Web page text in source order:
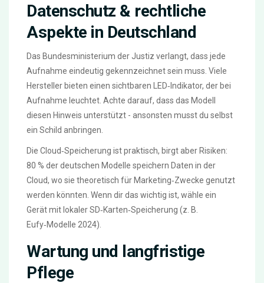
Datenschutz & rechtliche
Aspekte in Deutschland
Das Bundesministerium der Justiz verlangt, dass jede
Aufnahme eindeutig gekennzeichnet sein muss. Viele
Hersteller bieten einen sichtbaren LED‑Indikator, der bei
Aufnahme leuchtet. Achte darauf, dass das Modell
diesen Hinweis unterstützt - ansonsten musst du selbst
ein Schild anbringen.
Die Cloud‑Speicherung ist praktisch, birgt aber Risiken:
80 % der deutschen Modelle speichern Daten in der
Cloud, wo sie theoretisch für Marketing‑Zwecke genutzt
werden könnten. Wenn dir das wichtig ist, wähle ein
Gerät mit lokaler SD‑Karten‑Speicherung (z. B.
Eufy‑Modelle 2024).
Wartung und langfristige
Pflege